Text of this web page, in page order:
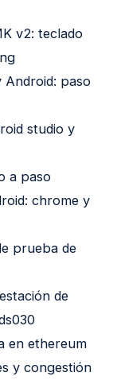
v2: teclado
Android: paso
studio y
a paso
chrome y
prueba de
de
en ethereum
y congestión